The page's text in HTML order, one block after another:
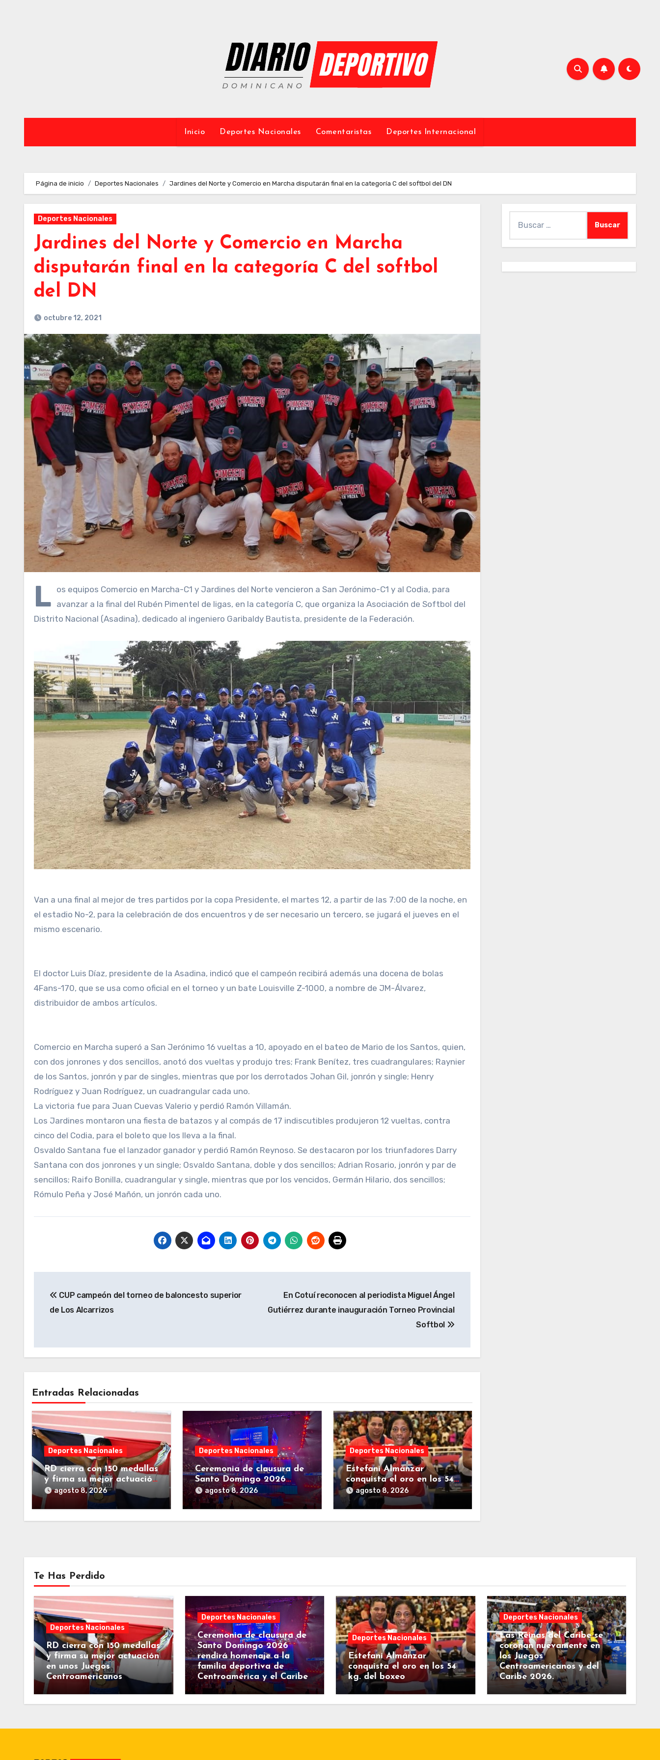
Inicio Deportes Nacionales Comentaristas Deportes Internacional
Página de inicio Deportes Nacionales Jardines del Norte y Comercio en Marcha disputarán final en la categoría C del softbol del DN
Deportes Nacionales
Jardines del Norte y Comercio en Marcha
disputarán final en la categoría C del softbol
del DN
octubre 12, 2021
L os equipos Comercio en Marcha-C1 y Jardines del Norte vencieron a San Jerónimo-C1 y al Codia, para
avanzar a la final del Rubén Pimentel de ligas, en la categoría C, que organiza la Asociación de Softbol del
Distrito Nacional (Asadina), dedicado al ingeniero Garibaldy Bautista, presidente de la Federación.
Van a una final al mejor de tres partidos por la copa Presidente, el martes 12, a partir de las 7:00 de la noche, en
el estadio No-2, para la celebración de dos encuentros y de ser necesario un tercero, se jugará el jueves en el
mismo escenario.
El doctor Luis Díaz, presidente de la Asadina, indicó que el campeón recibirá además una docena de bolas
4Fans-170, que se usa como oficial en el torneo y un bate Louisville Z-1000, a nombre de JM-Álvarez,
distribuidor de ambos artículos.
Comercio en Marcha superó a San Jerónimo 16 vueltas a 10, apoyado en el bateo de Mario de los Santos, quien,
con dos jonrones y dos sencillos, anotó dos vueltas y produjo tres; Frank Benítez, tres cuadrangulares; Raynier
de los Santos, jonrón y par de singles, mientras que por los derrotados Johan Gil, jonrón y single; Henry
Rodríguez y Juan Rodríguez, un cuadrangular cada uno.
La victoria fue para Juan Cuevas Valerio y perdió Ramón Villamán.
Los Jardines montaron una fiesta de batazos y al compás de 17 indiscutibles produjeron 12 vueltas, contra
cinco del Codia, para el boleto que los lleva a la final.
Osvaldo Santana fue el lanzador ganador y perdió Ramón Reynoso. Se destacaron por los triunfadores Darry
Santana con dos jonrones y un single; Osvaldo Santana, doble y dos sencillos; Adrian Rosario, jonrón y par de
sencillos; Raifo Bonilla, cuadrangular y single, mientras que por los vencidos, Germán Hilario, dos sencillos;
Rómulo Peña y José Mañón, un jonrón cada uno.
de
CUP campeón del torneo de baloncesto superior
de Los Alcarrizos
En Cotuí reconocen al periodista Miguel Ángel
Gutiérrez durante inauguración Torneo Provincial
Softbol
Entradas Relacionadas
Deportes Nacionales
RD cierra con 150 medallas
y firma su mejor actuación
en unos Juegos
Centroamericanos
agosto 8, 2026
Deportes Nacionales
Ceremonia de clausura de
Santo Domingo 2026
rendirá homenaje a la
familia deportiva de
Centroamérica y el Caribe
agosto 8, 2026
Deportes Nacionales
Estefani Almánzar
conquista el oro en los 54
kg. del boxeo
agosto 8, 2026
Te Has Perdido
Deportes Nacionales
RD cierra con 150 medallas
y firma su mejor actuación
en unos Juegos
Centroamericanos
Deportes Nacionales
Ceremonia de clausura de
Santo Domingo 2026
rendirá homenaje a la
familia deportiva de
Centroamérica y el Caribe
Deportes Nacionales
Estefani Almánzar
conquista el oro en los 54
kg. del boxeo
Deportes Nacionales
Las Reinas del Caribe se
coronan nuevamente en
los Juegos
Centroamericanos y del
Caribe 2026.